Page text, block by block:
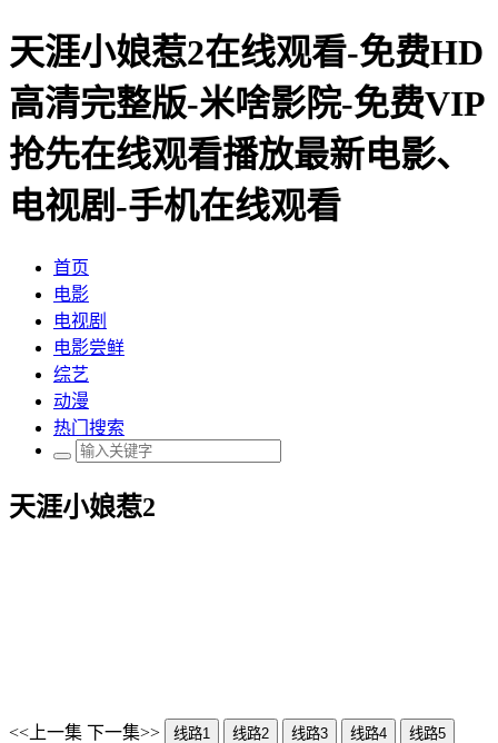
天涯小娘惹2在线观看-免费HD
高清完整版-米啥影院-免费VIP
抢先在线观看播放最新电影、
电视剧-手机在线观看
首页
电影
电视剧
电影尝鲜
综艺
动漫
热门搜索
天涯小娘惹2
<<上一集 下一集>> 线路1 线路2 线路3 线路4
线路5